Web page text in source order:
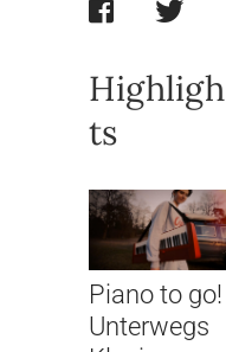
Highligh
ts
Piano to go!
Unterwegs